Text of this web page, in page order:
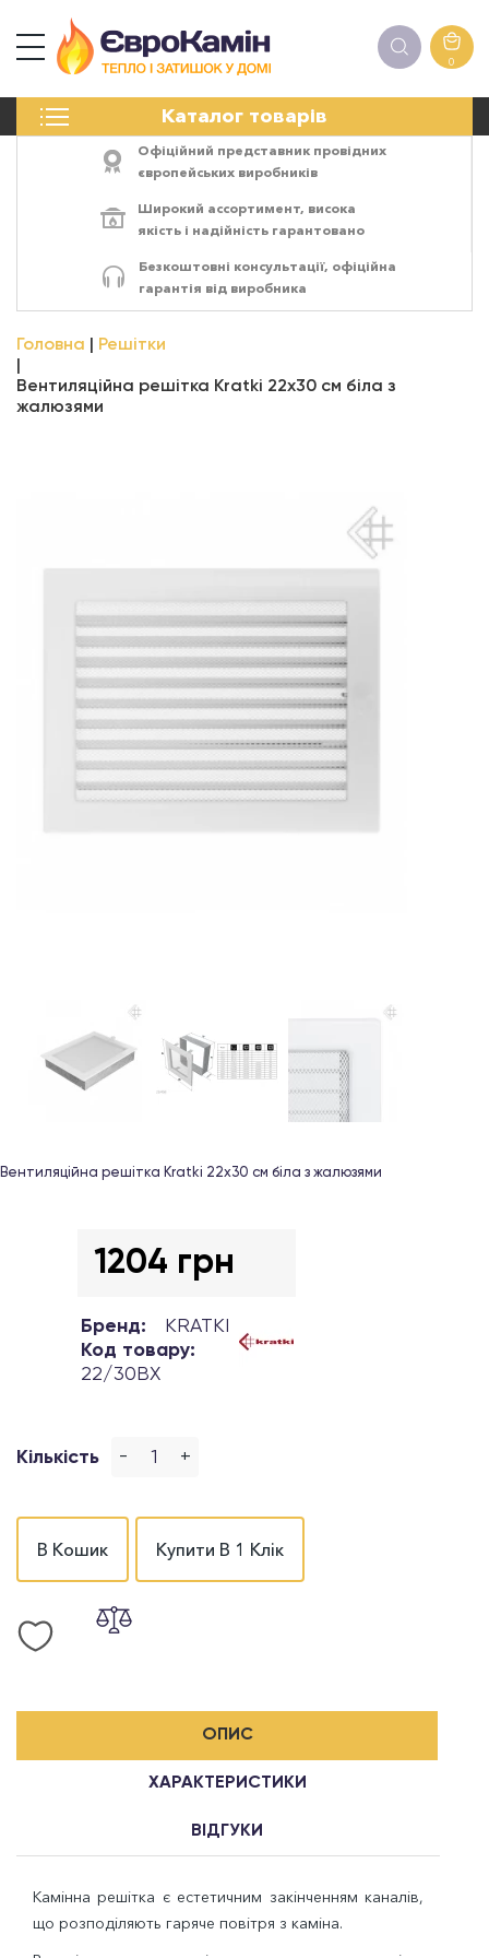
0
Каталог товарів
ПЕЧІ
ЕЛЕКТРОКАМІНИ
АКСЕСУАРИ
Офіційний представник провідних
європейських виробників
Широкий ассортимент, висока
якість і надійність гарантовано
Безкоштовні консультації, офіційна
гарантія від виробника
Головна Решітки
Вентиляційна решітка Kratki 22х30 см біла з
жалюзями
Вентиляційна решітка Kratki 22х30 см біла з жалюзями
1204 грн
Бренд:
KRATKI
Код товару:
22/30BX
Кількість - +
В Кошик Купити В 1 Клік
ОПИС
ХАРАКТЕРИСТИКИ
ВІДГУКИ
Камінна решітка є естетичним закінченням каналів,
що розподіляють гаряче повітря з каміна.